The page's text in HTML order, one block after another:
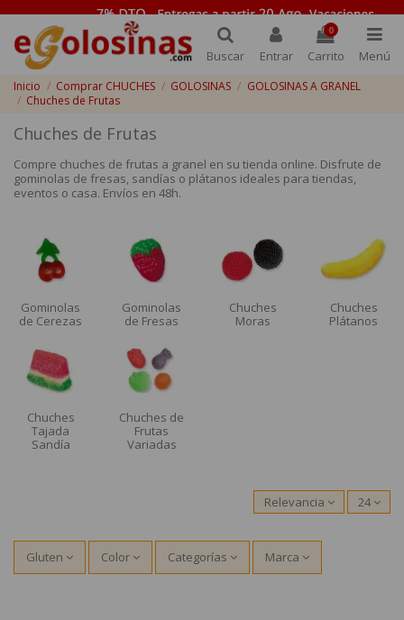
Buscar Entrar
0
Carrito Menú
Inicio Comprar CHUCHES GOLOSINAS
GOLOSINAS A GRANEL
Chuches de Frutas
Chuches de Frutas
Compre chuches de frutas a granel en su tienda online. Disfrute de
gominolas de fresas, sandías o plátanos ideales para tiendas,
eventos o casa. Envíos en 48h.
Gominolas
de Cerezas
Gominolas
de Fresas
Chuches
Moras
Chuches
Plátanos
Chuches
Tajada
Sandía
Chuches de
Frutas
Variadas
Relevancia 24
Gluten Color Categorías Marca